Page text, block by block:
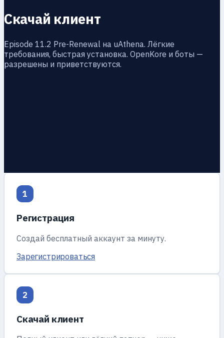
Скачай клиент
Episode 11.2 Pre-Renewal на uAthena. Лёгкие
требования, быстрая установка. OpenKore и боты —
разрешены и приветствуются.
1
Регистрация
Создай бесплатный аккаунт за минуту.
Зарегистрироваться
2
Скачай клиент